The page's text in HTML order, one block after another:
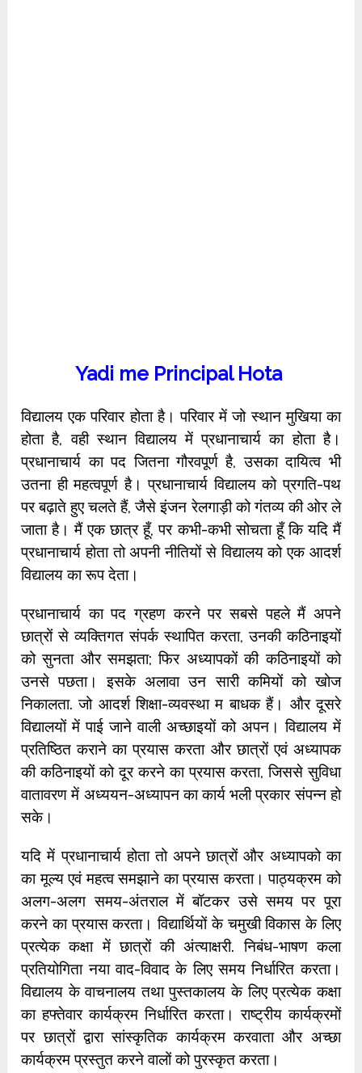
Yadi me Principal Hota
विद्यालय एक परिवार होता है। परिवार में जो स्थान मुखिया का
होता है, वही स्थान विद्यालय में प्रधानाचार्य का होता है।
प्रधानाचार्य का पद जितना गौरवपूर्ण है, उसका दायित्व भी
उतना ही महत्वपूर्ण है। प्रधानाचार्य विद्यालय को प्रगति-पथ
पर बढ़ाते हुए चलते हैं, जैसे इंजन रेलगाड़ी को गंतव्य की ओर ले
जाता है। मैं एक छात्र हूँ, पर कभी-कभी सोचता हूँ कि यदि मैं
प्रधानाचार्य होता तो अपनी नीतियों से विद्यालय को एक आदर्श
विद्यालय का रूप देता।
प्रधानाचार्य का पद ग्रहण करने पर सबसे पहले मैं अपने
छात्रों से व्यक्तिगत संपर्क स्थापित करता, उनकी कठिनाइयों
को सुनता और समझता; फिर अध्यापकों की कठिनाइयों को
उनसे पछता। इसके अलावा उन सारी कमियों को खोज
निकालता. जो आदर्श शिक्षा-व्यवस्था म बाधक हैं। और दूसरे
विद्यालयों में पाई जाने वाली अच्छाइयों को अपन। विद्यालय में
प्रतिष्ठित कराने का प्रयास करता और छात्रों एवं अध्यापक
की कठिनाइयों को दूर करने का प्रयास करता, जिससे सुविधा
वातावरण में अध्ययन-अध्यापन का कार्य भली प्रकार संपन्न हो
सके।
यदि में प्रधानाचार्य होता तो अपने छात्रों और अध्यापको का
का मूल्य एवं महत्व समझाने का प्रयास करता। पाठ्यक्रम को
अलग-अलग समय-अंतराल में बॉटकर उसे समय पर पूरा
करने का प्रयास करता। विद्यार्थियों के चमुखी विकास के लिए
प्रत्येक कक्षा में छात्रों की अंत्याक्षरी. निबंध-भाषण कला
प्रतियोगिता नया वाद-विवाद के लिए समय निर्धारित करता।
विद्यालय के वाचनालय तथा पुस्तकालय के लिए प्रत्येक कक्षा
का हफ्तेवार कार्यक्रम निर्धारित करता। राष्ट्रीय कार्यक्रमों
पर छात्रों द्वारा सांस्कृतिक कार्यक्रम करवाता और अच्छा
कार्यक्रम प्रस्तुत करने वालों को पुरस्कृत करता।